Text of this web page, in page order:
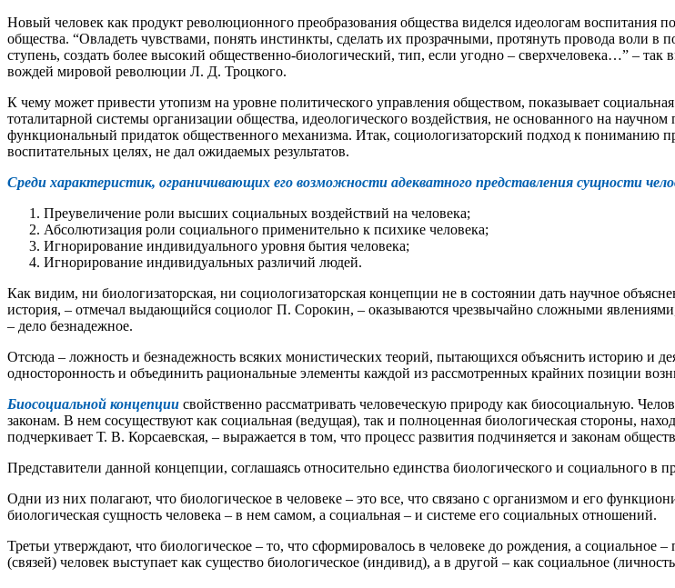
Новый человек как продукт революционного преобразования общества виделся идеологам воспитания
общества. “Овладеть чувствами, понять инстинкты, сделать их прозрачными, протянуть провода воли
ступень, создать более высокий общественно-биологический, тип, если угодно – сверхчеловека…” –
вождей мировой революции Л. Д. Троцкого.
К чему может привести утопизм на уровне политического управления обществом, показывает
тоталитарной системы организации общества, идеологического воздействия, не основанного на
функциональный придаток общественного механизма. Итак, социологизаторский подход к пониманию
воспитательных целях, не дал ожидаемых результатов.
Среди характеристик, ограничивающих его возможности адекватного представления сущности
Преувеличение роли высших социальных воздействий на человека;
Абсолютизация роли социального применительно к психике человека;
Игнорирование индивидуального уровня бытия человека;
Игнорирование индивидуальных различий людей.
Как видим, ни биологизаторская, ни социологизаторская концепции не в состоянии дать научное
история, – отмечал выдающийся социолог П. Сорокин, – оказываются чрезвычайно сложными
– дело безнадежное.
Отсюда – ложность и безнадежность всяких монистических теорий, пытающихся объяснить историю и
односторонность и объединить рациональные элементы каждой из рассмотренных крайних позиции
Биосоциальной концепции свойственно рассматривать человеческую природу как биосоциальную.
законам. В нем сосуществуют как социальная (ведущая), так и полноценная биологическая стороны,
подчеркивает Т. В. Корсаевская, – выражается в том, что процесс развития подчиняется и законам
Представители данной концепции, соглашаясь относительно единства биологического и социального в
Одни из них полагают, что биологическое в человеке – это все, что связано с организмом и его
биологическая сущность человека – в нем самом, а социальная – и системе его социальных отношений.
Третьи утверждают, что биологическое – то, что сформировалось в человеке до рождения, а
(связей) человек выступает как существо биологическое (индивид), а в другой – как социальное